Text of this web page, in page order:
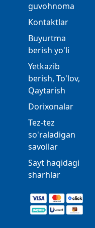
guvohnoma
Kontaktlar
Buyurtma
berish yo'li
Yetkazib
berish, To'lov,
Qaytarish
Dorixonalar
Tez-tez
so'raladigan
savollar
Sayt haqidagi
sharhlar